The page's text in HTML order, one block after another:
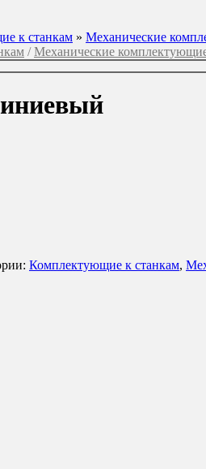
к станкам » Механические
/Механические
Комплектующие к станкам,